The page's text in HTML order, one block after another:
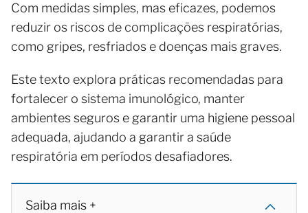
Com medidas simples, mas eficazes, podemos
reduzir os riscos de complicações respiratórias,
como gripes, resfriados e doenças mais graves.
Este texto explora práticas recomendadas para
fortalecer o sistema imunológico, manter
ambientes seguros e garantir uma higiene pessoal
adequada, ajudando a garantir a saúde
respiratória em períodos desafiadores.
Saiba mais +